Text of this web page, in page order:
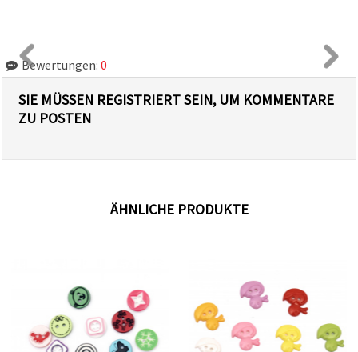
Bewertungen: 0
SIE MÜSSEN REGISTRIERT SEIN, UM KOMMENTARE
ZU POSTEN
ÄHNLICHE PRODUKTE